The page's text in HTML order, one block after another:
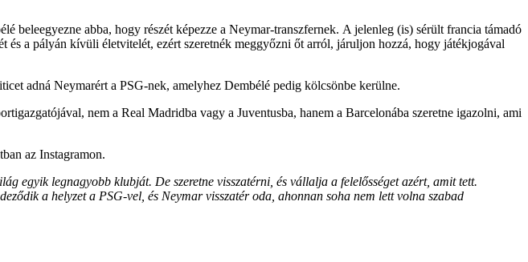
beleegyezne abba, hogy részét képezze a Neymar-transzfernek. A jelenleg (is) sérült francia támadó
és a pályán kívüli életvitelét, ezért szeretnék meggyőzni őt arról, járuljon hozzá, hogy játékjogával
adná Neymarért a PSG-nek, amelyhez Dembélé pedig kölcsönbe kerülne.
nem a Real Madridba vagy a Juventusba, hanem a Barcelonába szeretne igazolni, ami
az Instagramon.
egyik legnagyobb klubját. De szeretne visszatérni, és vállalja a felelősséget azért, amit tett.
a helyzet a PSG-vel, és Neymar visszatér oda, ahonnan soha nem lett volna szabad